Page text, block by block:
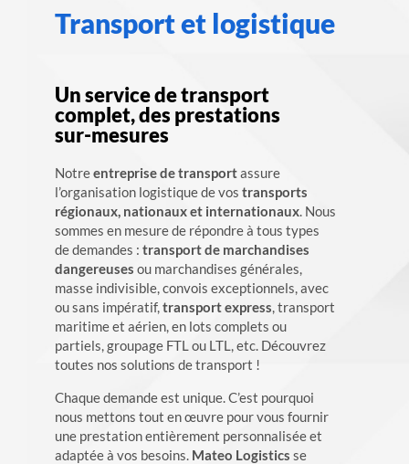
Transport et logistique
Un service de transport
complet, des prestations
sur-mesures
Notreentreprise de transportassure
l’organisation logistique de vos transports
régionaux, nationaux et internationaux. Nous
sommes en mesure de répondre à tous types
de demandes : transport de marchandises
dangereuses ou marchandises générales,
masse indivisible, convois exceptionnels, avec
ou sans impératif,transport express, transport
maritime et aérien, en lots complets ou
partiels, groupage FTL ou LTL, etc. Découvrez
toutes nos solutions de transport !
Chaque demande est unique. C’est pourquoi
nous mettons tout en œuvre pour vous fournir
une prestation entièrement personnalisée et
adaptée à vos besoins. Mateo Logistics se